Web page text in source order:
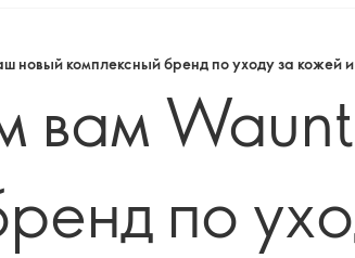
новый комплексный бренд по уходу за кожей
вам
по